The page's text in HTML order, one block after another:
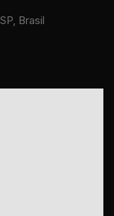
Brasil